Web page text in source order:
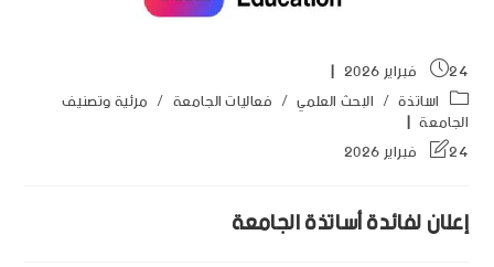
24 فبراير 2026
اساتذة / البحث العلمي / فعاليات الجامعة / مرئية وتصنيف
الجامعة
24 فبراير 2026
إعلان لفائدة أساتذة الجامعة